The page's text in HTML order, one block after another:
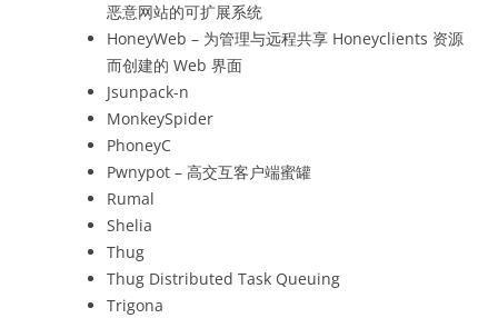
恶意网站的可扩展系统
HoneyWeb – 为管理与远程共享 Honeyclients 资源
而创建的 Web 界面
Jsunpack-n
MonkeySpider
PhoneyC
Pwnypot – 高交互客户端蜜罐
Rumal
Shelia
Thug
Thug Distributed Task Queuing
Trigona